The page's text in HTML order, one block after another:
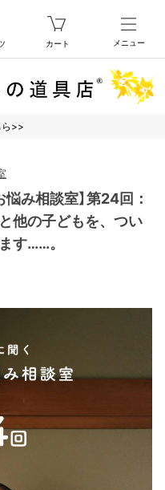
カート メニュー
ら>>
悩み相談室】第24回：
他の子どもを、つい
す……。